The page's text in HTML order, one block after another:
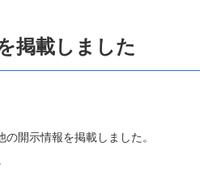
掲載しました
開示情報を掲載しました。